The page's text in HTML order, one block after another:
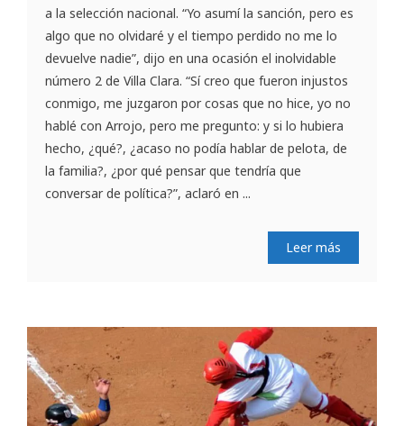
a la selección nacional. “Yo asumí la sanción, pero es
algo que no olvidaré y el tiempo perdido no me lo
devuelve nadie”, dijo en una ocasión el inolvidable
número 2 de Villa Clara. “Sí creo que fueron injustos
conmigo, me juzgaron por cosas que no hice, yo no
hablé con Arrojo, pero me pregunto: y si lo hubiera
hecho, ¿qué?, ¿acaso no podía hablar de pelota, de
la familia?, ¿por qué pensar que tendría que
conversar de política?”, aclaró en ...
Leer más